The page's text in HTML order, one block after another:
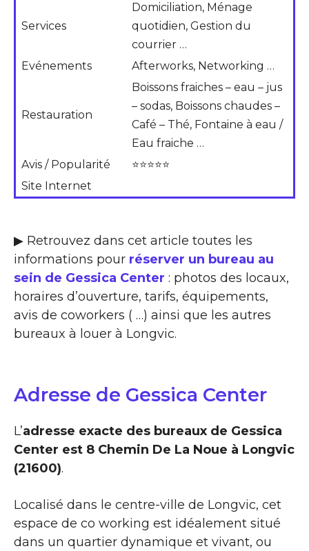
Services
Domiciliation, Ménage
quotidien, Gestion du
courrier …
Evénements
Afterworks, Networking …
Restauration
Boissons fraiches – eau – jus
– sodas, Boissons chaudes –
Café – Thé, Fontaine à eau /
Eau fraiche …
Avis / Popularité
⭐⭐⭐⭐⭐
Site Internet
▶ Retrouvez dans cet article toutes les
informations pour réserver un bureau au
sein de Gessica Center : photos des locaux,
horaires d’ouverture, tarifs, équipements,
avis de coworkers ( …) ainsi que les autres
bureaux à louer à Longvic.
Adresse de Gessica Center
L’adresse exacte des bureaux de Gessica
Center est 8 Chemin De La Noue à Longvic
(21600).
Localisé dans le centre-ville de Longvic, cet
espace de co working est idéalement situé
dans un quartier dynamique et vivant, ou